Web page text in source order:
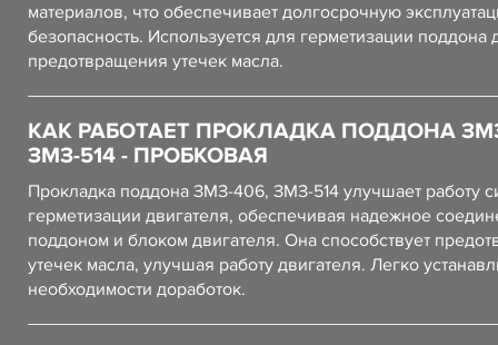
материалов, что обеспечивает долгосрочную
безопасность. Используется для герметизации поддона
предотвращения утечек масла.
КАК РАБОТАЕТ ПРОКЛАДКА ПОДДОНА
ЗМЗ-514 - ПРОБКОВАЯ
Прокладка поддона ЗМЗ-406, ЗМЗ-514 улучшает работу
герметизации двигателя, обеспечивая надежное
поддоном и блоком двигателя. Она способствует
утечек масла, улучшая работу двигателя. Легко
необходимости доработок.